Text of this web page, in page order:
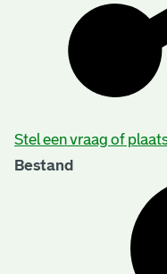
Stel een vraag of
Bestand